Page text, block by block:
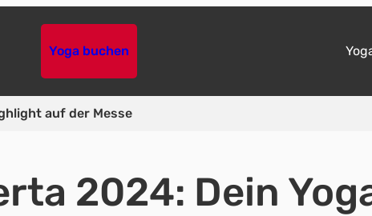
Yoga buchen
auf der Messe
2024: Dein